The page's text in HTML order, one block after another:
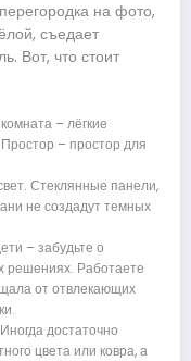
на фото,
съедает
Вот, что стоит
– лёгкие
– простор для
Стеклянные панели,
не создадут темных
– забудьте о
решениях. Работаете
от отвлекающих
достаточно
цвета или ковра, а